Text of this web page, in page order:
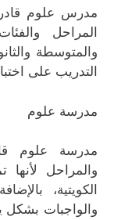
مدرس علوم
المراحل
والمتوسطة
التدريب على
مدرسة علوم
مدرسة علوم
والمراحل
الكويتية،
والواجبات بشكل